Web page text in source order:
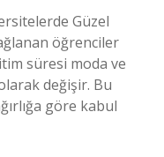
Güzel
öğrenciler
süresi moda ve
değişir. Bu
göre kabul